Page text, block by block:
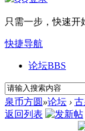
只需一步，快速开
快捷导航
论坛BBS
泉币方圆 »论坛 ›
返回列表